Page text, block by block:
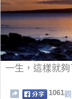
一生，這樣就夠
1061